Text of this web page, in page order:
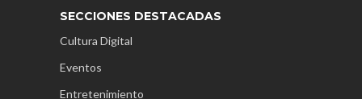
SECCIONES DESTACADAS
Cultura Digital
Eventos
Entretenimiento